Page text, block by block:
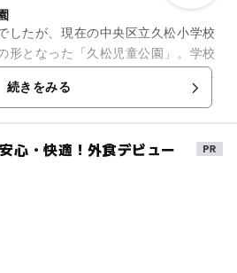
したが、現在の中央区立久松小学校
形となった「久松児童公園」。学校
隣接しているこちらの公園は出入り
ポ...
続きをみる
心・快適！外食デビュー